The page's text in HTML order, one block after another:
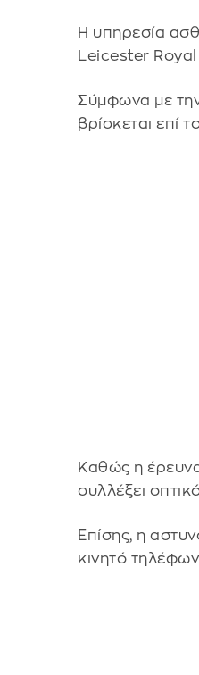
Η υπηρεσία
Leicester
Σύμφωνα με
βρίσκεται επί
Καθώς η έρευνα
συλλέξει
Επίσης, η
κινητό